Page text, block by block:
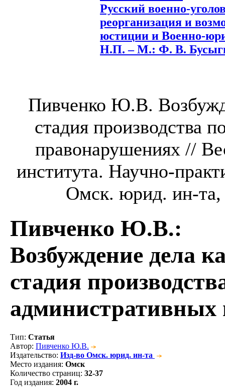
Русский военно-
реорганизация и
юстиции и Военно-
Н.П. – М.: Ф. В.
Пивченко Ю.В.
стадия производства
правонарушениях //
института. Научно-
Омск. юрид. ин-
Пивченко Ю.В.:
Возбуждение дела
стадия
Тип: Статья
Автор: Пивченко Ю.В.
Издательство: Изд-во Омск. юрид. ин-та
Место издания: Омск
Количество страниц: 32-37
Год издания: 2004 г.